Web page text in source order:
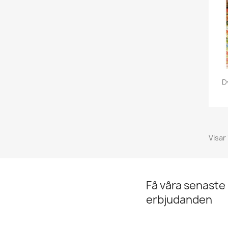
Visar
Få våra
erbjudanden